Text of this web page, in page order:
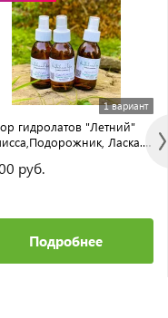
1 вариант
гидролатов "Летний"
Ласка. 3
руб.
Подробнее